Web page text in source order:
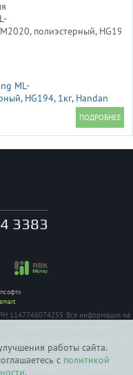
работы сайта.
с политикой
.
ML-
HG194, 1кг, Handan
3383
1147746074255. Вся информация на
кодекса Российской Федерации. На
сертификаты полученные от
авторизованными сервисными